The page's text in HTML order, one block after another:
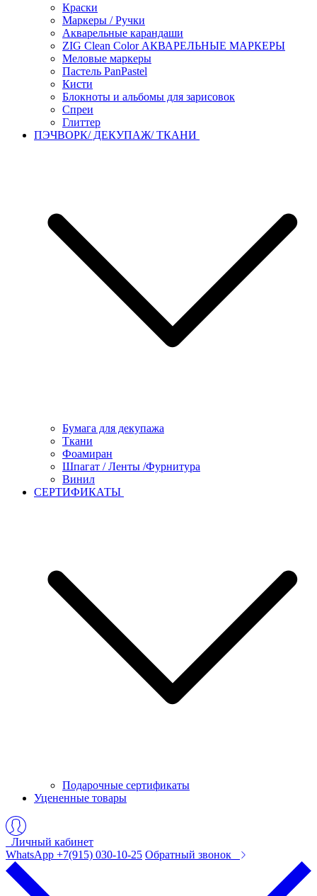
Краски
Маркеры / Ручки
Акварельные карандаши
ZIG Clean Color АКВАРЕЛЬНЫЕ МАРКЕРЫ
Меловые маркеры
Пастель PanPastel
Кисти
Блокноты и альбомы для зарисовок
Спреи
Глиттер
ПЭЧВОРК/ ДЕКУПАЖ/ ТКАНИ
Бумага для декупажа
Ткани
Фоамиран
Шпагат / Ленты /Фурнитура
Винил
СЕРТИФИКАТЫ
Подарочные сертификаты
Уцененные товары
Личный кабинет
WhatsApp +7(915) 030-10-25 Обратный звонок